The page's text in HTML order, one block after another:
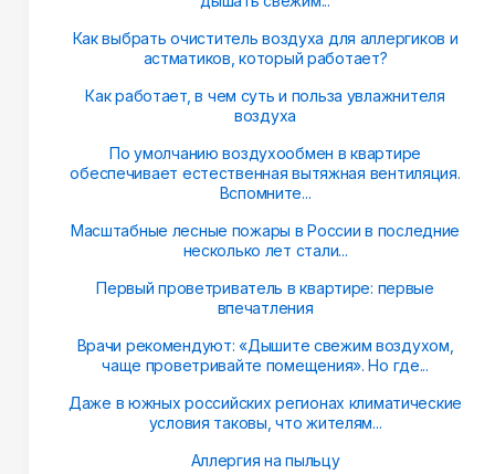
Как выбрать очиститель воздуха для аллергиков и
астматиков, который работает?
Как работает, в чем суть и польза увлажнителя
воздуха
По умолчанию воздухообмен в квартире
обеспечивает естественная вытяжная вентиляция.
Вспомните...
Масштабные лесные пожары в России в последние
несколько лет стали...
Первый проветриватель в квартире: первые
впечатления
Врачи рекомендуют: «Дышите свежим воздухом,
чаще проветривайте помещения». Но где...
Даже в южных российских регионах климатические
условия таковы, что жителям...
Аллергия на пыльцу